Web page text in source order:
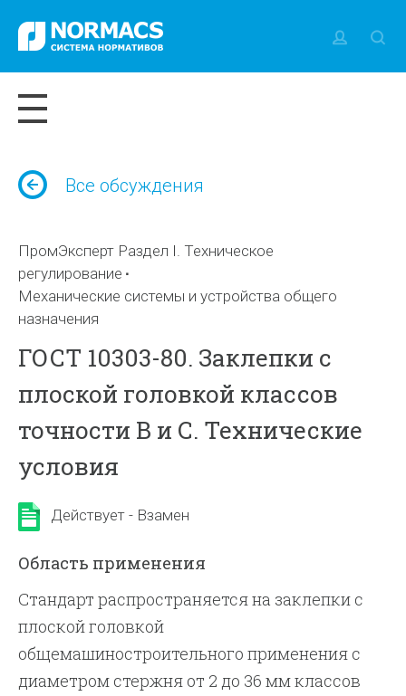
Все обсуждения
ПромЭксперт Раздел I. Техническое
регулирование
Механические системы и устройства общего
назначения
ГОСТ 10303-80. Заклепки с
плоской головкой классов
точности В и С. Технические
условия
Действует - Взамен
Область применения
Стандарт распространяется на заклепки с
плоской головкой
общемашиностроительного применения с
диаметром стержня от 2 до 36 мм классов